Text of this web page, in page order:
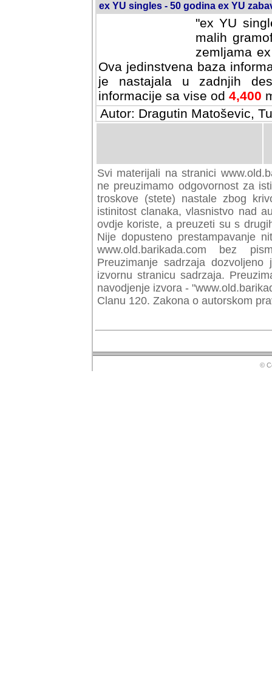
ex YU singles - 50 godina ex YU
"ex YU
malih
zemljama
Ova jedinstvena baza
je nastajala u zadnjih
informacije sa vise od 4,400
Autor: Dragutin Matoševic,
Svi materijali na stranici
preuzimamo odgovornost za
troskove (stete) nastale zbog
istinitost clanaka, vlasnistvo nad
ovdje koriste, a preuzeti su s
Nije dopusteno prestampavanje
www.old.barikada.com bez
Preuzimanje sadrzaja
izvornu stranicu sadrzaja.
navodjenje izvora -
Clanu 120. Zakona o autorskom
©